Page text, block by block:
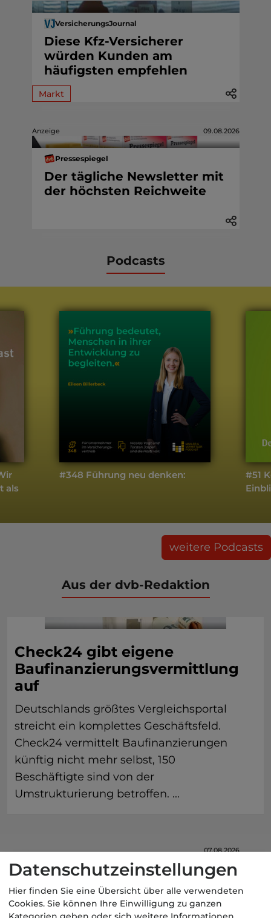
VersicherungsJournal
Diese Kfz-Versicherer
würden Kunden am
häufigsten empfehlen
Markt
Anzeige 09.08.2026
Pressespiegel
Der tägliche Newsletter mit
der höchsten Reichweite
Podcasts
als
#348 Führung neu denken:
#51
weitere Podcasts
Aus der dvb-Redaktion
Check24 gibt eigene
Baufinanzierungsvermittlung
auf
Deutschlands größtes Vergleichsportal
streicht ein komplettes Geschäftsfeld.
Check24 vermittelt Baufinanzierungen
künftig nicht mehr selbst, 150
Beschäftigte sind von der
Umstrukturierung betroffen. ...
07.08.2026
fundresearch
Weniger China-Importe: Ein
Trojanisches Pferd in den
Datenschutzeinstellungen
Hier finden Sie eine Übersicht über alle verwendeten
Cookies. Sie können Ihre Einwilligung zu ganzen